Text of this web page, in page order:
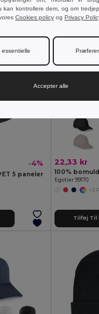
+4
-4%
5 paneler
22,33 kr
Egotier 99170
+3
Tilføj Til
kan kontrollere dem, og om
Cookies policy og Privacy
essentielle
Accepter alle